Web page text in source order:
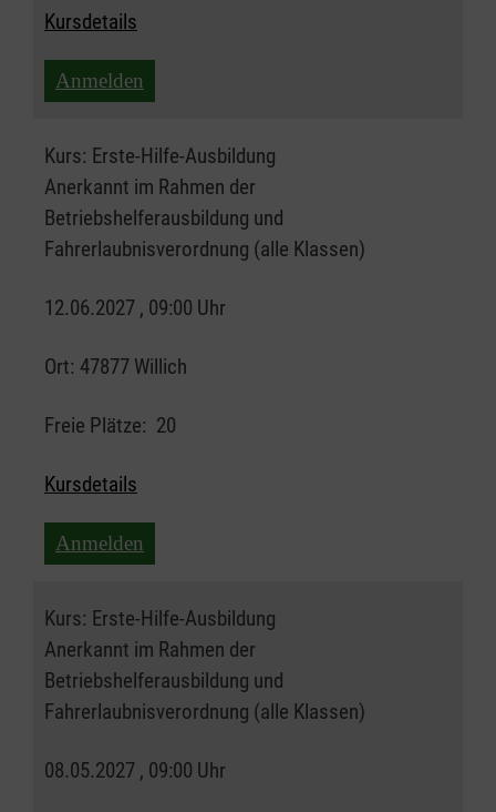
Kursdetails
Anmelden
Kurs: Erste-Hilfe-Ausbildung
Anerkannt im Rahmen der
Betriebshelferausbildung und
Fahrerlaubnisverordnung (alle Klassen)
12.06.2027 , 09:00 Uhr
Ort: 47877 Willich
Freie Plätze: 20
Kursdetails
Anmelden
Kurs: Erste-Hilfe-Ausbildung
Anerkannt im Rahmen der
Betriebshelferausbildung und
Fahrerlaubnisverordnung (alle Klassen)
08.05.2027 , 09:00 Uhr